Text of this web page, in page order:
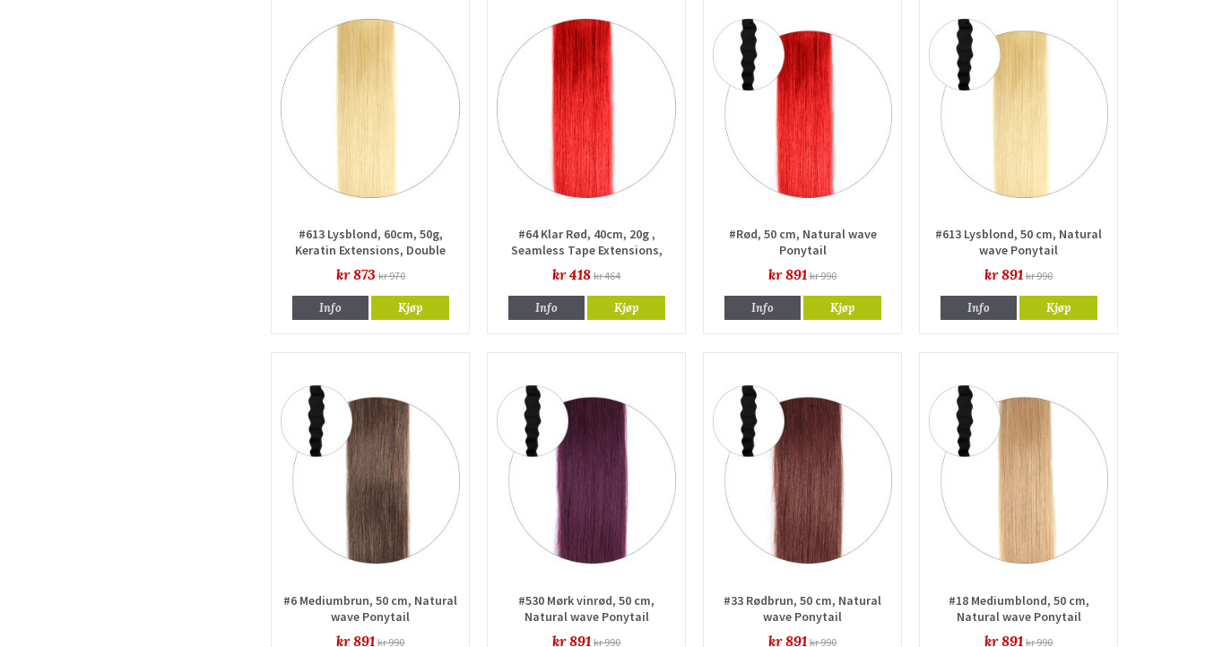
#613 Lysblond, 60cm, 50g,
Keratin Extensions, Double
drawn
kr 873 kr 970
Info Kjøp
#64 Klar Rød, 40cm, 20g ,
Seamless Tape Extensions,
Single drawn
kr 418 kr 464
Info Kjøp
#Rød, 50 cm, Natural wave
Ponytail
kr 891 kr 990
Info Kjøp
#613 Lysblond, 50 cm, Natural
wave Ponytail
kr 891 kr 990
Info Kjøp
#6 Mediumbrun, 50 cm, Natural
wave Ponytail
kr 891 kr 990
#530 Mørk vinrød, 50 cm,
Natural wave Ponytail
kr 891 kr 990
#33 Rødbrun, 50 cm, Natural
wave Ponytail
kr 891 kr 990
#18 Mediumblond, 50 cm,
Natural wave Ponytail
kr 891 kr 990